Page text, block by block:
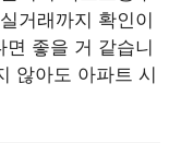
거래까지 확인이
면 좋을 거 같습니
않아도 아파트 시